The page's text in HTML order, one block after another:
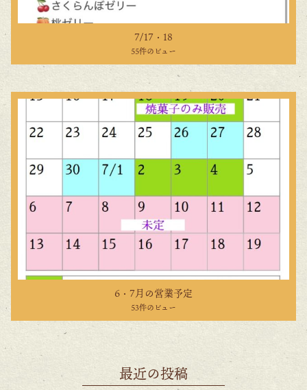
7/17・18
55件のビュー
6・7月の営業予定
53件のビュー
最近の投稿